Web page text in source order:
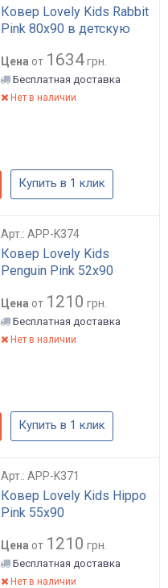
Ковер Lovely Kids Rabbit
Pink 80x90 в детскую
Цена от 1634грн.
Бесплатная доставка
Нет в наличии
Купить в 1 клик
Арт.: APP-K374
Ковер Lovely Kids
Penguin Pink 52x90
Цена от 1210 грн.
Бесплатная доставка
Нет в наличии
Купить в 1 клик
Арт.: APP-K371
Ковер Lovely Kids Hippo
Pink 55x90
Цена от 1210 грн.
Бесплатная доставка
Нет в наличии